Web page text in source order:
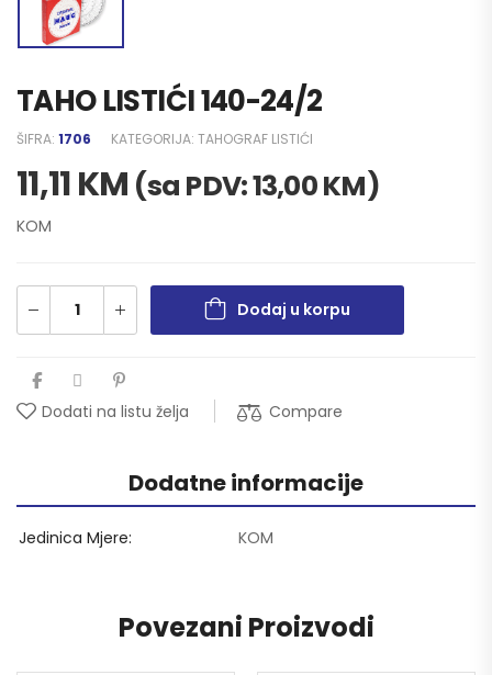
TAHO LISTIĆI 140-24/2
ŠIFRA: 1706 KATEGORIJA: TAHOGRAF LISTIĆI
11,11KM (sa PDV:13,00KM)
KOM
Dodaj u korpu
Dodati na listu želja Compare
Dodatne informacije
Jedinica Mjere KOM
Povezani Proizvodi